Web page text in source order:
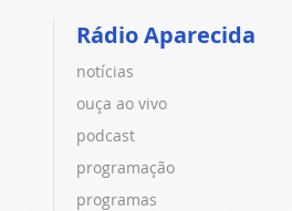
Rádio Aparecida
notícias
ouça ao vivo
podcast
programação
programas